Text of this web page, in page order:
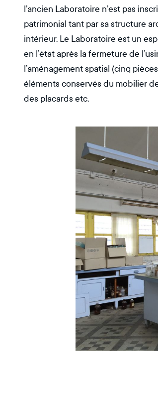
l’ancien Laboratoire n’est pas
patrimonial tant par sa structure
intérieur. Le Laboratoire est un
en l’état après la fermeture de
l’aménagement spatial (cinq
éléments conservés du mobilier
des placards etc.